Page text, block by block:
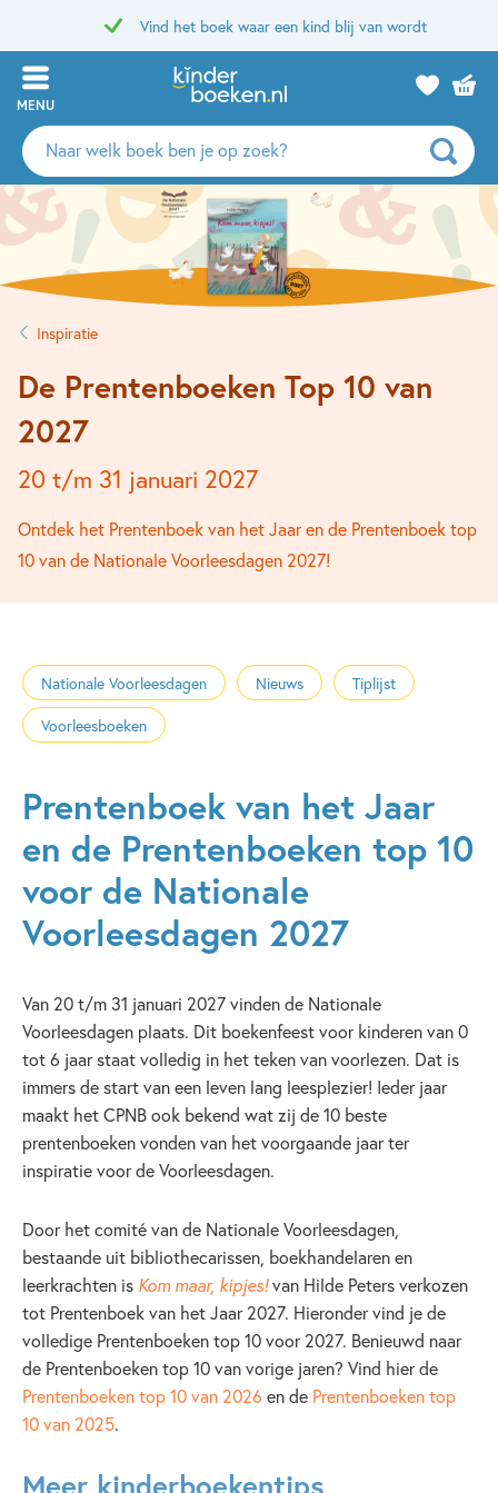
Vind het boek waar een kind blij van wordt
MENU
Zoeken
naar
boeken,
auteurs
uitgevers
Inspiratie
De Prentenboeken Top 10 van
2027
20 t/m 31 januari 2027
Ontdek het Prentenboek van het Jaar en de Prentenboek top
10 van de Nationale Voorleesdagen 2027!
Nationale Voorleesdagen Nieuws
Tiplijst
Voorleesboeken
Prentenboek van het Jaar
en de Prentenboeken top 10
voor de Nationale
Voorleesdagen 2027
Van 20 t/m 31 januari 2027 vinden de Nationale
Voorleesdagen plaats. Dit boekenfeest voor kinderen van 0
tot 6 jaar staat volledig in het teken van voorlezen. Dat is
immers de start van een leven lang leesplezier! Ieder jaar
maakt het CPNB ook bekend wat zij de 10 beste
prentenboeken vonden van het voorgaande jaar ter
inspiratie voor de Voorleesdagen.
Door het comité van de Nationale Voorleesdagen,
bestaande uit bibliothecarissen, boekhandelaren en
leerkrachten is Kom maar, kipjes!van Hilde Peters verkozen
tot Prentenboek van het Jaar 2027. Hieronder vind je de
volledige Prentenboeken top 10 voor 2027. Benieuwd naar
de Prentenboeken top 10 van vorige jaren? Vind hier de
Prentenboeken top 10 van 2026 en de Prentenboeken top
10 van 2025.
Meer kinderboekentips